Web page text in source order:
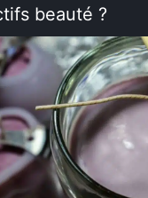
beauté ?